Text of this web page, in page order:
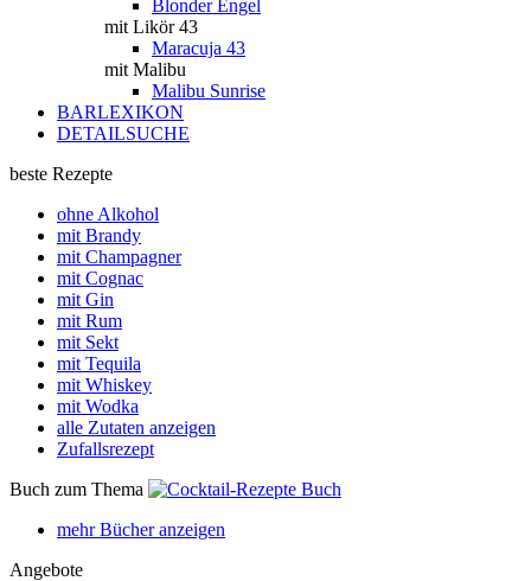
Blonder Engel
mit Likör 43
Maracuja 43
mit Malibu
Malibu Sunrise
BARLEXIKON
DETAILSUCHE
beste Rezepte
ohne Alkohol
mit Brandy
mit Champagner
mit Cognac
mit Gin
mit Rum
mit Sekt
mit Tequila
mit Whiskey
mit Wodka
alle Zutaten anzeigen
Zufallsrezept
Buch zum Thema
mehr Bücher anzeigen
Angebote